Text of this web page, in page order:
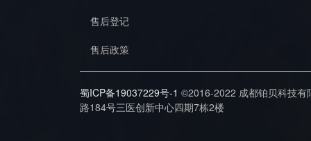
售后登记
售后政策
蜀ICP备19037229号-1 ©2016-2022 成都铂贝科技
路184号三医创新中心四期7栋2楼